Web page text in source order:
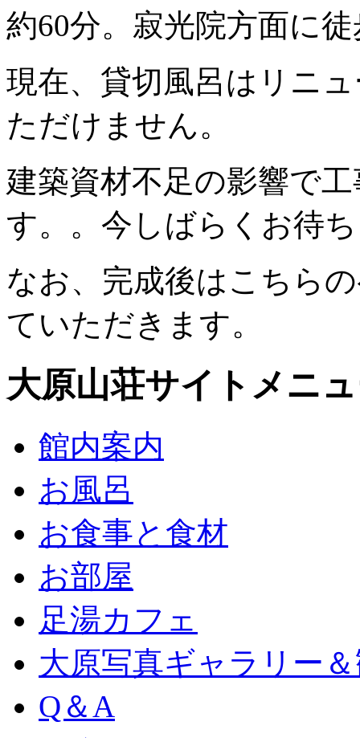
約60分。寂光院方面に
現在、貸切風呂はリニ
ただけません。
建築資材不足の影響で
す。。今しばらくお待
なお、完成後はこちら
ていただきます。
大原山荘サイトメニ
館内案内
お風呂
お食事と食材
お部屋
足湯カフェ
大原写真ギャラリー
Q＆A